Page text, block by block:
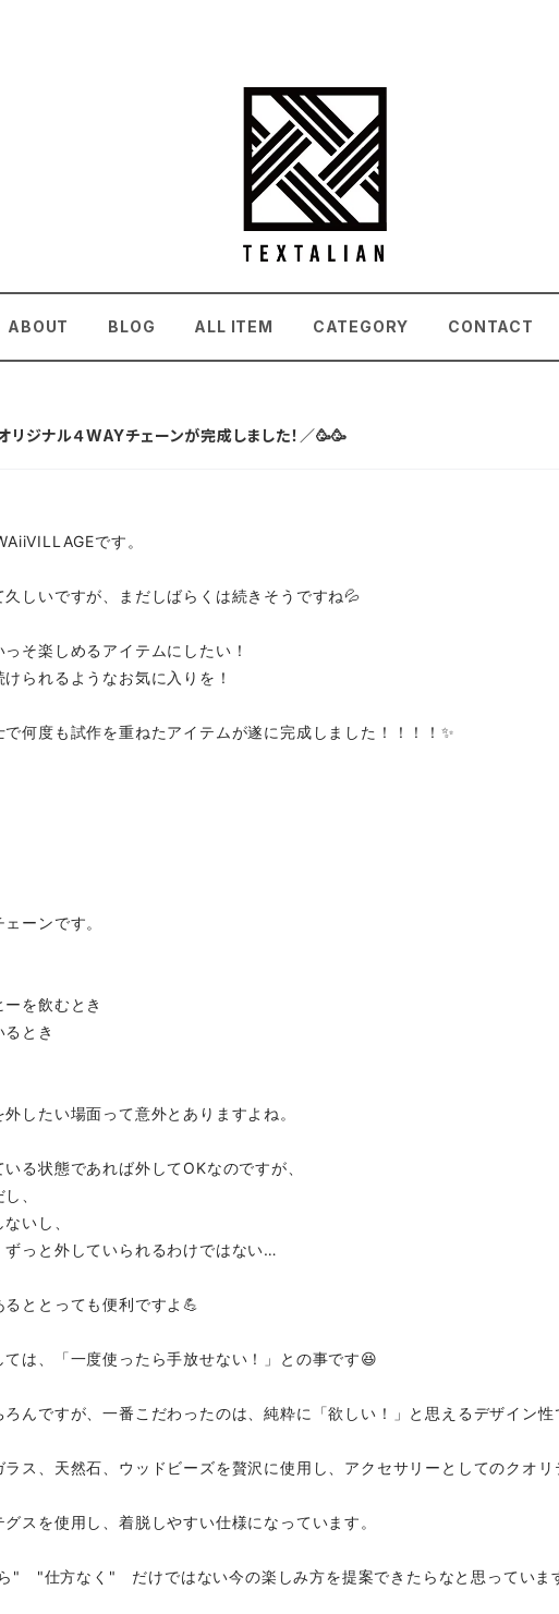
ABOUT BLOG ALL ITEM CATEGORY CONTACT
ジナル４WAYチェーンが完成しました！／🥳🥳
です。
しいですが、まだしばらくは続きそうですね💦
そ楽しめるアイテムにしたい！
られるようなお気に入りを！
何度も試作を重ねたアイテムが遂に完成しました！！！！✨
ーンです。
を飲むとき
とき
したい場面って意外とありますよね。
る状態であれば外してOKなのですが、
、
いし、
っと外していられるわけではない…
ととっても便利ですよ💪
は、「一度使ったら手放せない！」との事です😆
んですが、一番こだわったのは、純粋に「欲しい！」と思えるデザイン性
ス、天然石、ウッドビーズを贅沢に使用し、アクセサリーとしてのクオ
スを使用し、着脱しやすい仕様になっています。
" "仕方なく" だけではない今の楽しみ方を提案できたらなと思っていま